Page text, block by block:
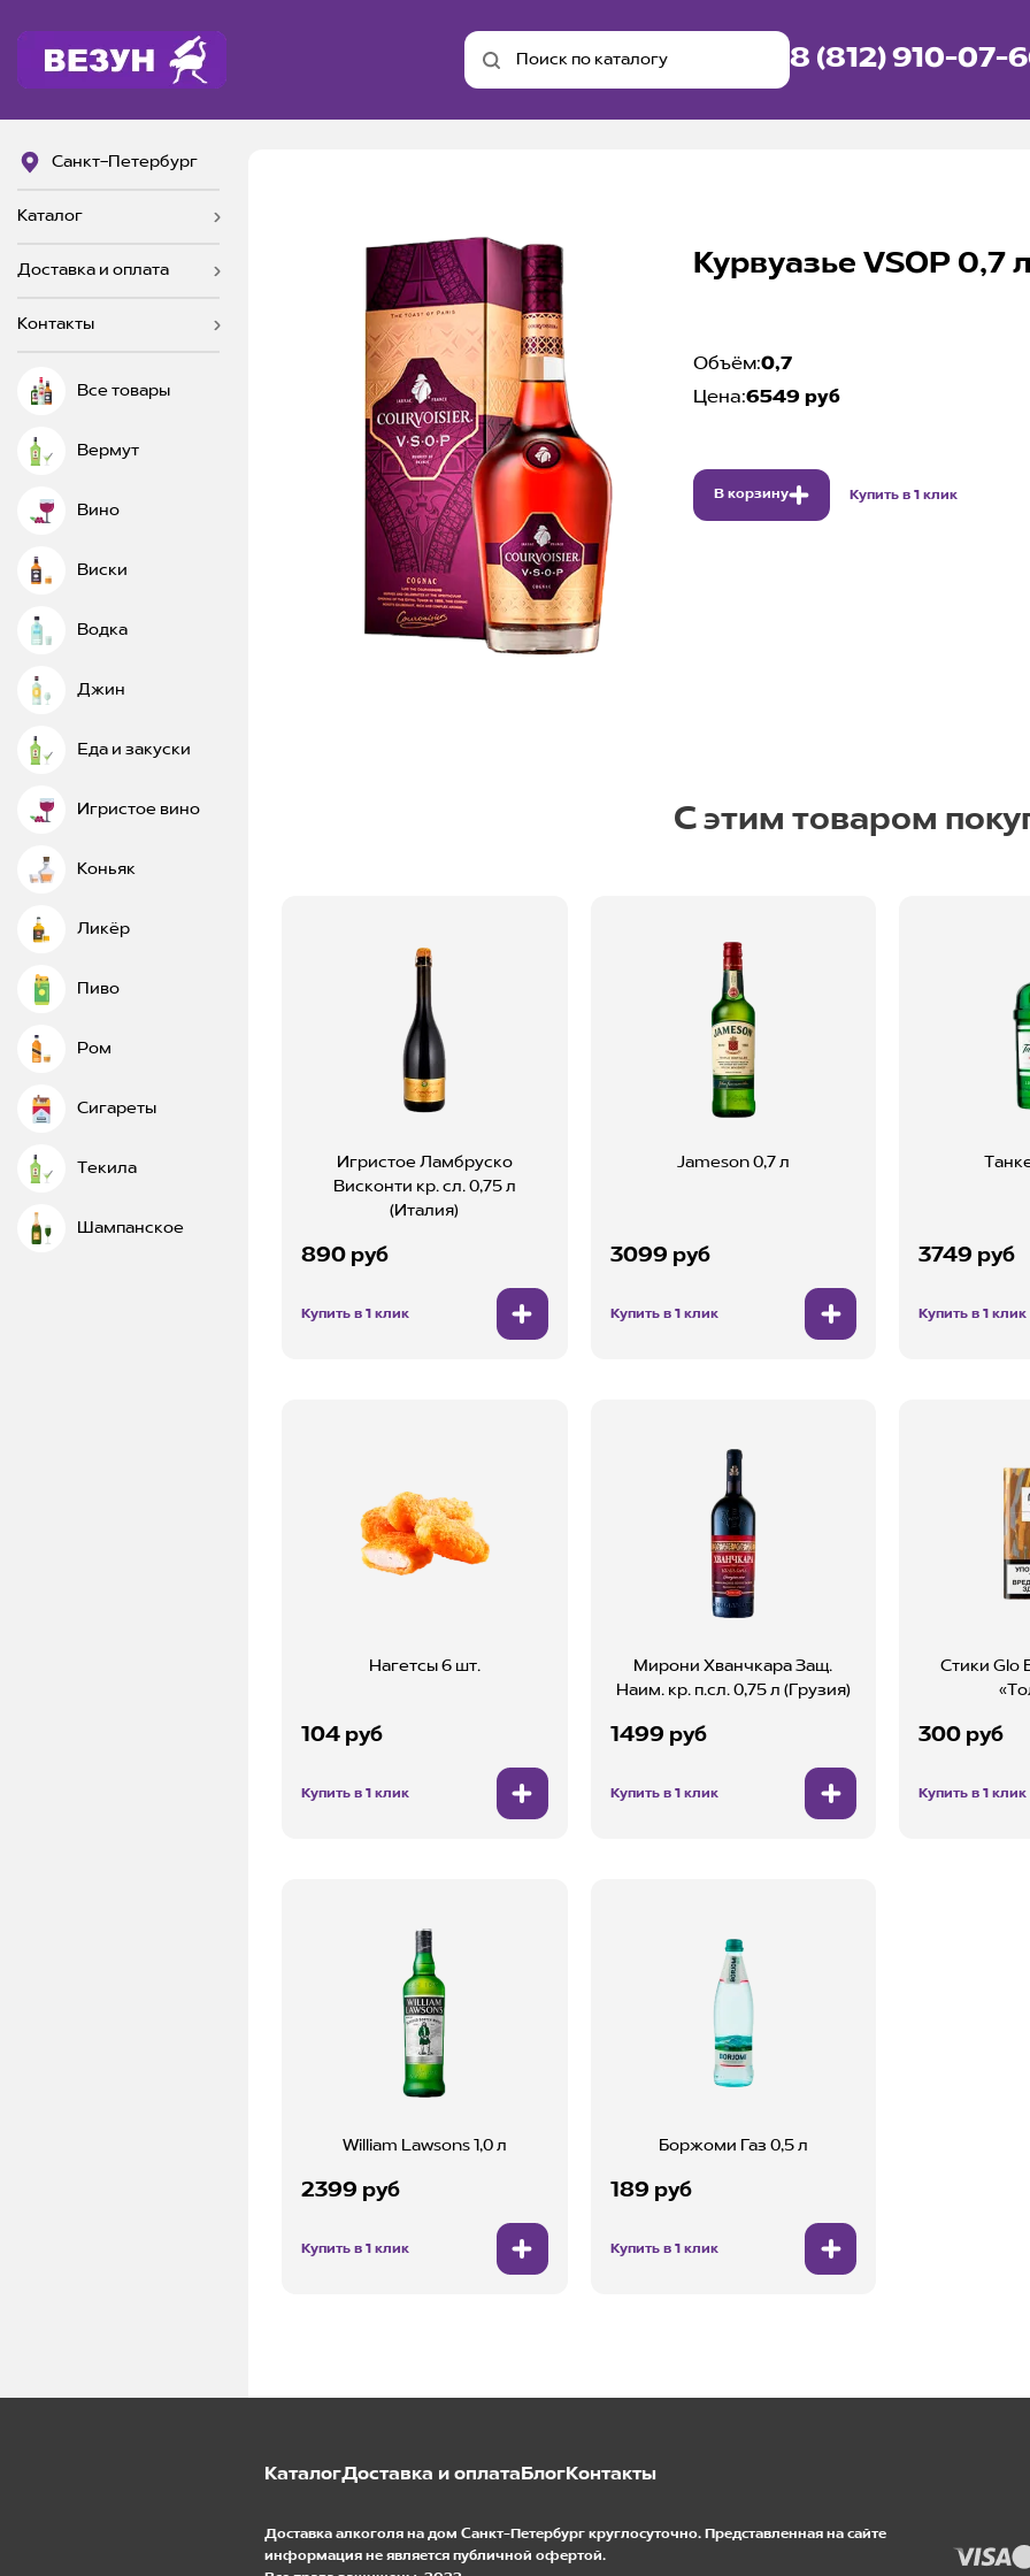
8 (812) 910-07-
Санкт-Петербург
Каталог
Доставка и оплата
Контакты
Все товары
Вермут
Вино
Виски
Водка
Джин
Еда и закуски
Игристое вино
Коньяк
Ликёр
Пиво
Ром
Сигареты
Текила
Шампанское
Курвуазье VSOP 0,7
Объём:0,7
Цена:6549 руб
В корзину Купить в 1 клик
С этим товаром
Игристое Ламбруско
Висконти кр. сл. 0,75 л
(Италия)
890 руб
Купить в 1 клик
Jameson 0,7 л
3099 руб
Купить в 1 клик
3749 руб
Купить в 1 клик
Нагетсы 6 шт.
104 руб
Купить в 1 клик
Мирони Хванчкара Защ.
Наим. кр. п.сл. 0,75 л (Грузия)
1499 руб
Купить в 1 клик
Стики Glo
300 руб
Купить в 1 клик
William Lawsons 1,0 л
2399 руб
Купить в 1 клик
Боржоми Газ 0,5 л
189 руб
Купить в 1 клик
КаталогДоставка и оплатаБлогКонтакты
Доставка алкоголя на дом Санкт-Петербург круглосуточно. Представленная на сайте
информация не является публичной офертой.